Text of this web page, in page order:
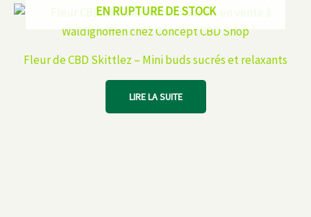
EN RUPTURE DE STOCK
Fleur de CBD Skittlez – Mini buds sucrés et relaxants
LIRE LA SUITE